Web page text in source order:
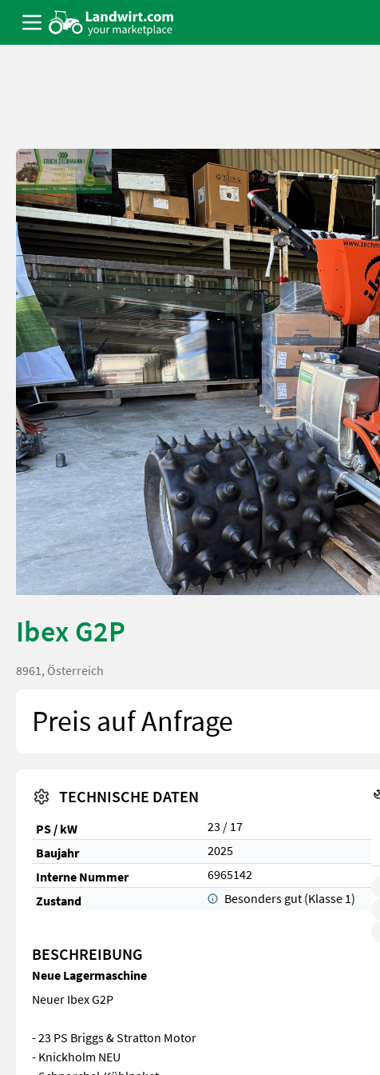
Ibex G2P
8961, Österreich
Preis auf Anfrage
TECHNISCHE DATEN
PS / kW
23 / 17
Baujahr
2025
Interne Nummer
6965142
Zustand
Besonders gut (Klasse 1)
BESCHREIBUNG
Neue Lagermaschine
Neuer Ibex G2P
- 23 PS Briggs & Stratton Motor
- Knickholm NEU